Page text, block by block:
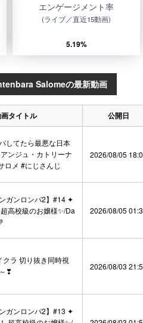
エンゲージメント率
(ライブ／直近15動画)
5.19%
Salomeの最新動画
タイトル 公開日
してたら最悪な日本
ンジュ・カトリーナ
ロメ #にじさんじ
2026/08/05
ガンロンパ2】#14 ✦
高校級のお嬢様✨/Da
2026/08/05
ラ 切り抜き同時視
❣
2026/08/03
ガンロンパ2】#13 ✦